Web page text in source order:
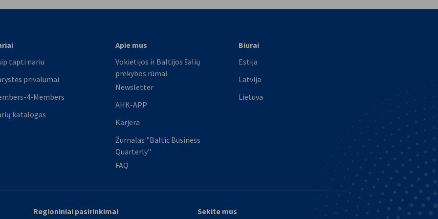
tapti nariu
privalumai
4-Members
katalogas
Apie mus
Vokietijos ir Baltijos šalių
prekybos rūmai
Newsletter
AHK-APP
Karjera
Žurnalas "Baltic Business
Quarterly"
FAQ
Biurai
Estija
Latvija
Lietuva
Regioniniai pasirinkimai Sekite mus